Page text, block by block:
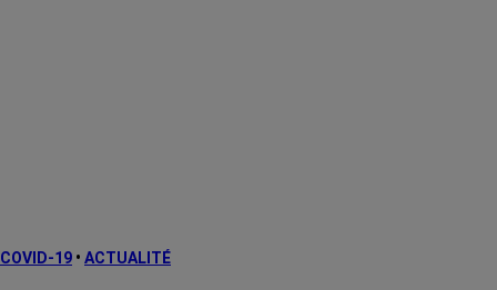
COVID-19 • ACTUALITÉ